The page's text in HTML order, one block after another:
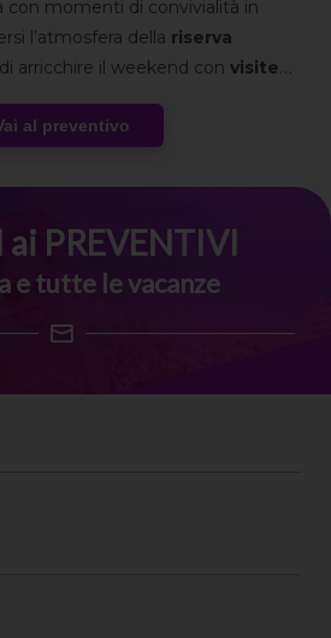
con momenti di convivialità in
l’atmosfera della riserva
arricchire il weekend con visite
movimento, paesaggio e spirito
al preventivo
ai PREVENTIVI
e tutte le vacanze